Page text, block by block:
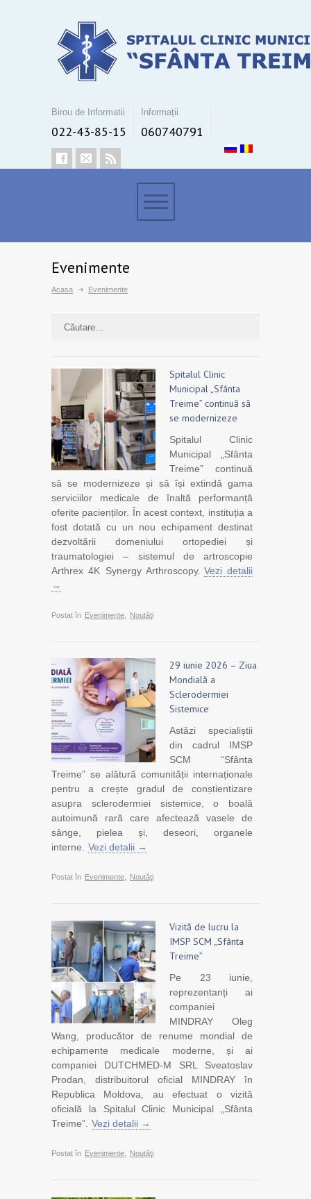
Birou de Informatii
022-43-85-15
Informații
060740791
Evenimente
Acasa Evenimente
Spitalul Clinic
Municipal „Sfânta
Treime” continuă să
se modernizeze
Spitalul Clinic
Municipal „Sfânta
Treime” continuă
să se modernizeze și să își extindă gama
serviciilor medicale de înaltă performanță
oferite pacienților. În acest context, instituția a
fost dotată cu un nou echipament destinat
dezvoltării domeniului ortopediei și
traumatologiei – sistemul de artroscopie
Arthrex 4K Synergy Arthroscopy. Vezi detalii
→
Postat în Evenimente Noutăţi
29 iunie 2026 – Ziua
Mondială a
Sclerodermiei
Sistemice
Astăzi specialiștii
din cadrul IMSP
SCM “Sfânta
Treime” se alătură comunității internaționale
pentru a crește gradul de conștientizare
asupra sclerodermiei sistemice, o boală
autoimună rară care afectează vasele de
sânge, pielea și, deseori, organele
interne.
Vezi detalii →
Postat în Evenimente Noutăţi
Vizită de lucru la
IMSP SCM „Sfânta
Treime”
Pe 23 iunie,
reprezentanți ai
companiei
MINDRAY Oleg
Wang, producător de renume mondial de
echipamente medicale moderne, și ai
companiei DUTCHMED-M SRL Sveatoslav
Prodan, distribuitorul oficial MINDRAY în
Republica Moldova, au efectuat o vizită
oficială la Spitalul Clinic Municipal „Sfânta
Treime”.
Vezi detalii →
Postat în Evenimente Noutăţi